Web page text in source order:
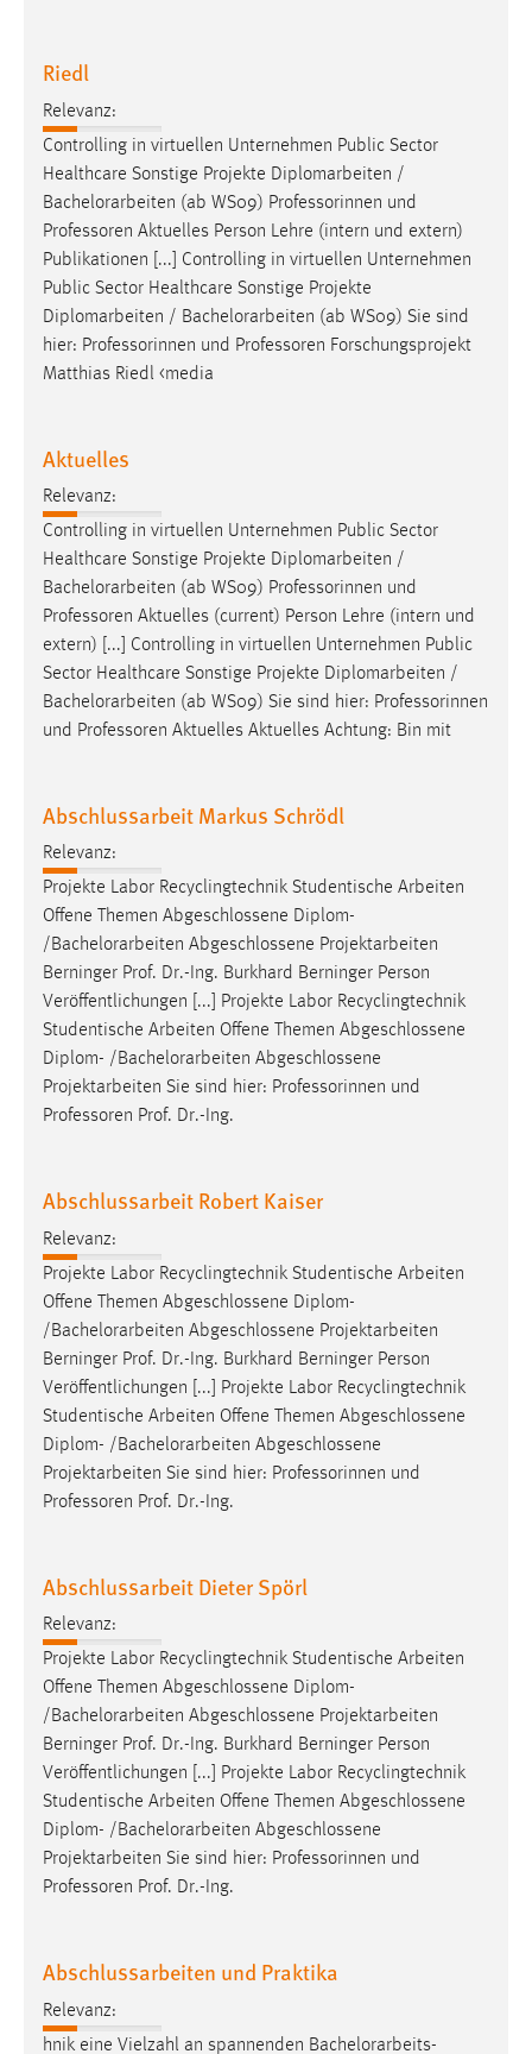
Riedl
Relevanz:
Controlling in virtuellen Unternehmen Public Sector
Healthcare Sonstige Projekte Diplomarbeiten /
Bachelorarbeiten (ab WS09) Professorinnen und
Professoren Aktuelles Person Lehre (intern und extern)
Publikationen [...] Controlling in virtuellen Unternehmen
Public Sector Healthcare Sonstige Projekte
Diplomarbeiten / Bachelorarbeiten (ab WS09) Sie sind
hier: Professorinnen und Professoren Forschungsprojekt
Matthias Riedl <media
Aktuelles
Relevanz:
Controlling in virtuellen Unternehmen Public Sector
Healthcare Sonstige Projekte Diplomarbeiten /
Bachelorarbeiten (ab WS09) Professorinnen und
Professoren Aktuelles (current) Person Lehre (intern und
extern) [...] Controlling in virtuellen Unternehmen Public
Sector Healthcare Sonstige Projekte Diplomarbeiten /
Bachelorarbeiten (ab WS09) Sie sind hier: Professorinnen
und Professoren Aktuelles Aktuelles Achtung: Bin mit
Abschlussarbeit Markus Schrödl
Relevanz:
Projekte Labor Recyclingtechnik Studentische Arbeiten
Offene Themen Abgeschlossene Diplom-
/Bachelorarbeiten Abgeschlossene Projektarbeiten
Berninger Prof. Dr.-Ing. Burkhard Berninger Person
Veröffentlichungen [...] Projekte Labor Recyclingtechnik
Studentische Arbeiten Offene Themen Abgeschlossene
Diplom- /Bachelorarbeiten Abgeschlossene
Projektarbeiten Sie sind hier: Professorinnen und
Professoren Prof. Dr.-Ing.
Abschlussarbeit Robert Kaiser
Relevanz:
Projekte Labor Recyclingtechnik Studentische Arbeiten
Offene Themen Abgeschlossene Diplom-
/ Bachelorarbeiten Abgeschlossene Projektarbeiten
Berninger Prof. Dr.-Ing. Burkhard Berninger Person
Veröffentlichungen [...] Projekte Labor Recyclingtechnik
Studentische Arbeiten Offene Themen Abgeschlossene
Diplom- / Bachelorarbeiten Abgeschlossene
Projektarbeiten Sie sind hier: Professorinnen und
Professoren Prof. Dr.-Ing.
Abschlussarbeit Dieter Spörl
Relevanz:
Projekte Labor Recyclingtechnik Studentische Arbeiten
Offene Themen Abgeschlossene Diplom-
/ Bachelorarbeiten Abgeschlossene Projektarbeiten
Berninger Prof. Dr.-Ing. Burkhard Berninger Person
Veröffentlichungen [...] Projekte Labor Recyclingtechnik
Studentische Arbeiten Offene Themen Abgeschlossene
Diplom- / Bachelorarbeiten Abgeschlossene
Projektarbeiten Sie sind hier: Professorinnen und
Professoren Prof. Dr.-Ing.
Abschlussarbeiten und Praktika
Relevanz:
hnik eine Vielzahl an spannenden Bachelorarbeits-